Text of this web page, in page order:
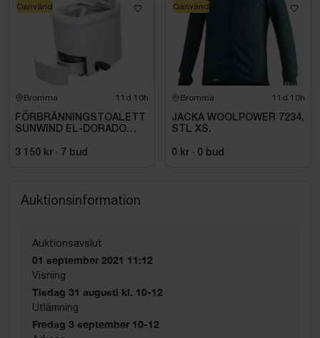
Bromma 11d 10h
FÖRBRÄNNINGSTOALETT
SUNWIND EL-DORADO
3 150 kr · 7 bud
Oanvänd
Bromma 11d 10h
JACKA WOOLPOWER 7234,
STL XS.
0 kr · 0 bud
Oanvänd
Auktionsinformation
Auktionsavslut
01 september 2021 11:12
Visning
Tisdag 31 augusti kl. 10-12
Utlämning
Fredag 3 september 10-12